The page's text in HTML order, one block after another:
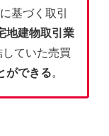
基づく取引
地建物取引業
していた売買
ができる。